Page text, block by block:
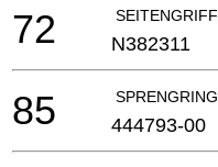
SEITENGRIFF
72 N382311
SPRENGRING
85 444793-00